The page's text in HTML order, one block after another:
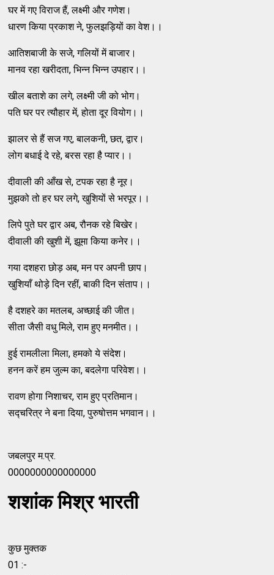
घर में गए विराज हैं, लक्ष्मी और गणेश।
धारण किया प्रकाश ने, फुलझड़ियों का वेश।।
आतिशबाजी के सजे, गलियों में बाजार।
मानव रहा खरीदता, भिन्न भिन्न उपहार।।
खील बताशे का लगे, लक्ष्मी जी को भोग।
पति घर पर त्यौहार में, होता दूर वियोग।।
झालर से हैं सज गए, बालकनी, छत, द्वार।
लोग बधाई दे रहे, बरस रहा है प्यार।।
दीवाली की आँख से, टपक रहा है नूर।
मुझको तो हर घर लगे, खुशियों से भरपूर।।
लिपे पुते घर द्वार अब, रौनक रहे बिखेर।
दीवाली की खुशी में, झूमा किया कनेर।।
गया दशहरा छोड़ अब, मन पर अपनी छाप।
खुशियाँ थोड़े दिन रहीं, बाकी दिन संताप।।
है दशहरे का मतलब, अच्छाई की जीत।
सीता जैसी वधु मिले, राम हुए मनमीत।।
हुई रामलीला मिला, हमको ये संदेश।
हनन करें हम जुल्म का, बदलेगा परिवेश।।
रावण होगा निशाचर, राम हुए प्रतिमान।
सद्चरित्र ने बना दिया, पुरुषोत्तम भगवान।।
जबलपुर म.प्र.
0000000000000000
शशांक मिश्र भारती
कुछ मुक्तक
01 :-